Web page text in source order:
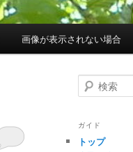
画像が表示されない場合
検
索
ガイド
トップ